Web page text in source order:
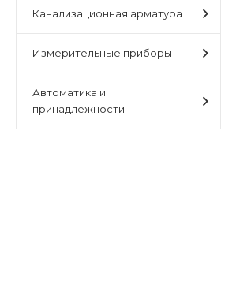
Канализационная арматура
Измерительные приборы
Автоматика и
принадлежности